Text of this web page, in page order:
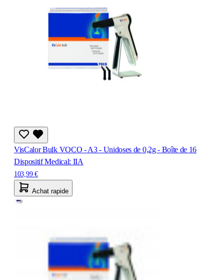
VisCalor Bulk VOCO - A3 - Unidoses de 0,2g - Boîte de 16
Dispositif Medical: IIA
103,99 €
Achat rapide